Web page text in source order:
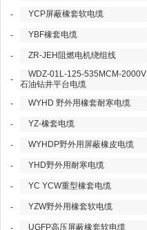
- YCP屏蔽橡套软电缆
- YBF橡套电缆
- ZR-JEH阻燃电机绕组线
-
WDZ-01L-125-535MCM-2000V
石油钻井平台电缆
-
WYHD 野外用橡套耐寒电缆
- YZ-橡套电缆
- WYHDP野外用屏蔽橡皮电缆
- YHD野外用耐寒电缆
- YC YCW重型橡套电缆
- YZW野外用橡套软电缆
- UGFP高压屏蔽橡套软电缆